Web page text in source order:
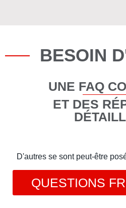
BESOIN
UNE FAQ
ET DES
D'autres se sont peut-être
QUESTIONS